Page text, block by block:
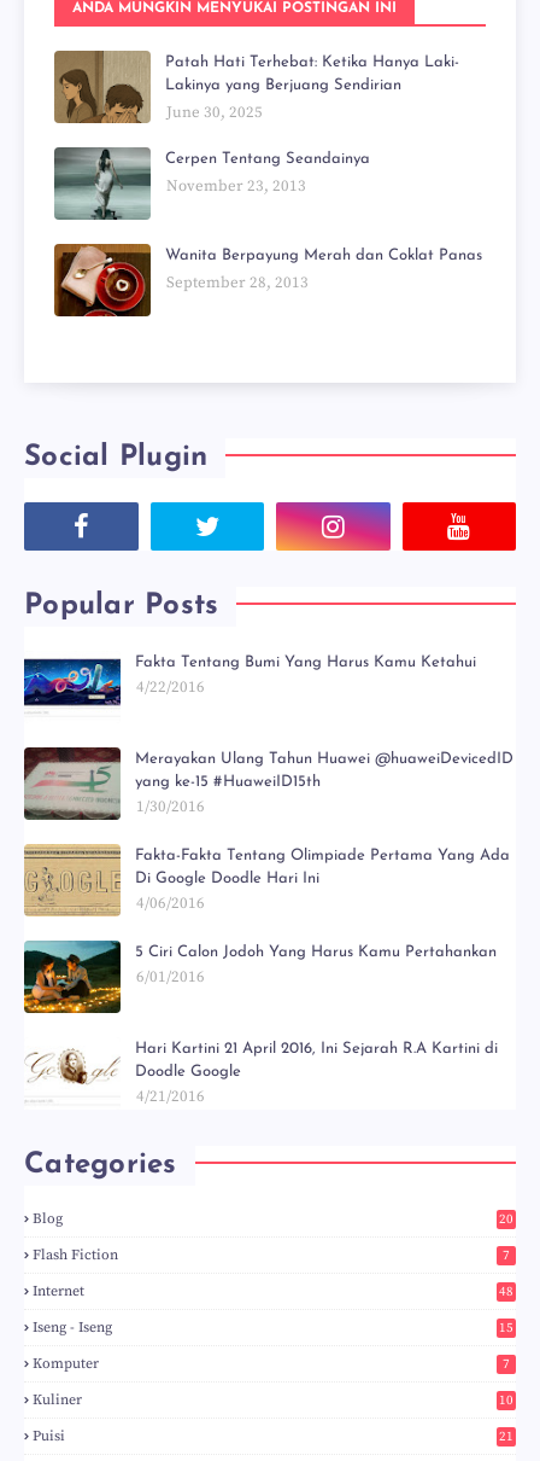
ANDA MUNGKIN MENYUKAI POSTINGAN INI
Patah Hati Terhebat: Ketika Hanya Laki-
Lakinya yang Berjuang Sendirian
June 30, 2025
Cerpen Tentang Seandainya
November 23, 2013
Wanita Berpayung Merah dan Coklat Panas
September 28, 2013
Social Plugin
Popular Posts
Fakta Tentang Bumi Yang Harus Kamu Ketahui
4/22/2016
Merayakan Ulang Tahun Huawei @huaweiDevicedID
yang ke-15 #HuaweiID15th
1/30/2016
Fakta-Fakta Tentang Olimpiade Pertama Yang Ada
Di Google Doodle Hari Ini
4/06/2016
5 Ciri Calon Jodoh Yang Harus Kamu Pertahankan
6/01/2016
Hari Kartini 21 April 2016, Ini Sejarah R.A Kartini di
Doodle Google
4/21/2016
Categories
Blog
20
Flash Fiction 7
Internet 48
Iseng - Iseng 15
Komputer 7
Kuliner 10
Puisi 21